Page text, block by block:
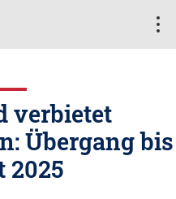
verbietet
Übergang bis
2025